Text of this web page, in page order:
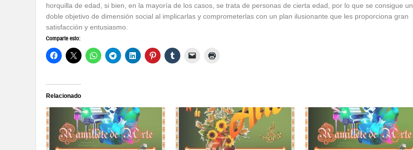
horquilla de edad, si bien, en la mayoría de los casos, se trata de personas de cierta edad, por lo que se consigue un
doble objetivo de dimensión social al implicarlas y comprometerlas con un plan ilusionante que les proporciona gran
satisfacción y entusiasmo.
Comparte esto:
Relacionado